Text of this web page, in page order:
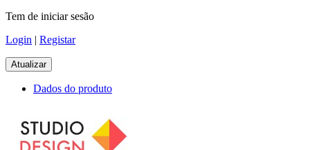
Tem de iniciar sesão
Login | Registar
Dados do produto